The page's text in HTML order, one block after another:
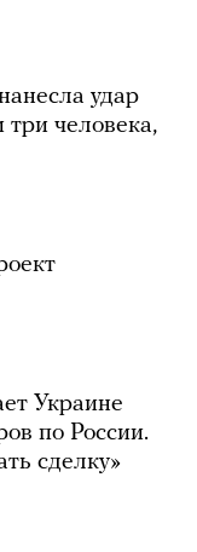
удар
три человека,
Украине
по России.
сделку»